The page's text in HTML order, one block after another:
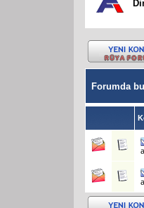
Forumda